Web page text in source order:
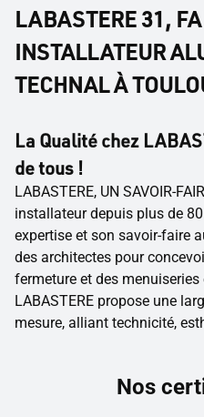
LABASTERE 31,
INSTALLATEUR
TECHNAL À
La Qualité chez
de tous !
LABASTERE, UN SAVOIR-
installateur depuis plus de
expertise et son savoir-faire
des architectes pour
fermeture et des
LABASTERE propose une
mesure, alliant technicité,
Nos